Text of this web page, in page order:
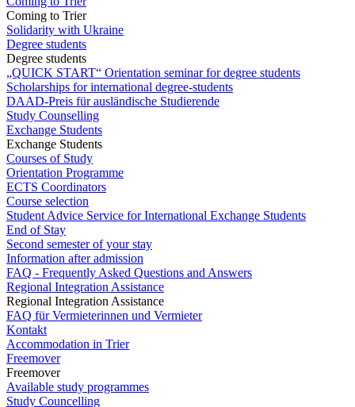
Coming to Trier
Solidarity with Ukraine
Degree students
Degree students
„QUICK START“ Orientation seminar for degree students
Scholarships for international degree-students
DAAD-Preis für ausländische Studierende
Study Counselling
Exchange Students
Exchange Students
Courses of Study
Orientation Programme
ECTS Coordinators
Course selection
Student Advice Service for International Exchange Students
End of Stay
Second semester of your stay
Information after admission
FAQ - Frequently Asked Questions and Answers
Regional Integration Assistance
Regional Integration Assistance
FAQ für Vermieterinnen und Vermieter
Kontakt
Accommodation in Trier
Freemover
Freemover
Available study programmes
Study Councelling